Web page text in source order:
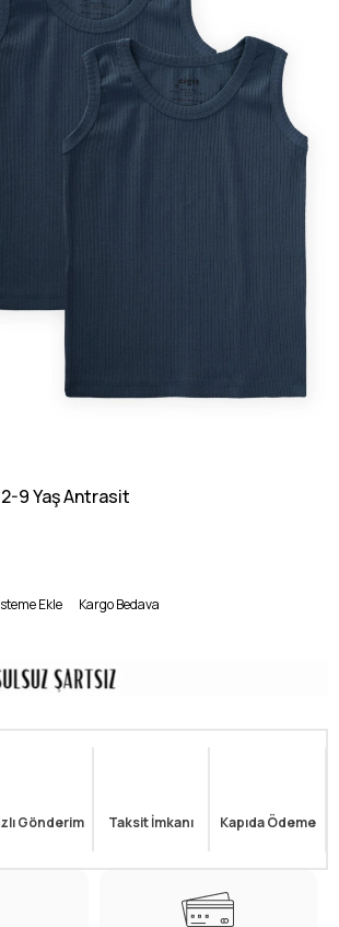
9 Yaş Antrasit
Ekle Kargo Bedava
Gönderim Taksit İmkanı Kapıda Ödeme